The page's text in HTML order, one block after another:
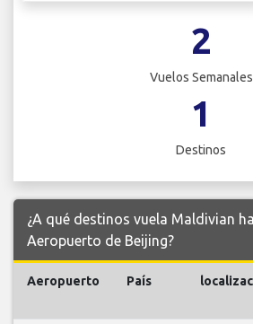
2
Vuelos Semanales
1
Destinos
¿A qué destinos vuela Maldivian
Aeropuerto de Beijing?
Aeropuerto País